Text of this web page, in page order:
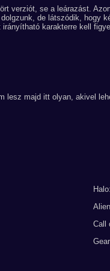
verziót, se a leárazást.
de látszódik, hogy
karakterre kell
lesz majd itt olyan, akivel
Call